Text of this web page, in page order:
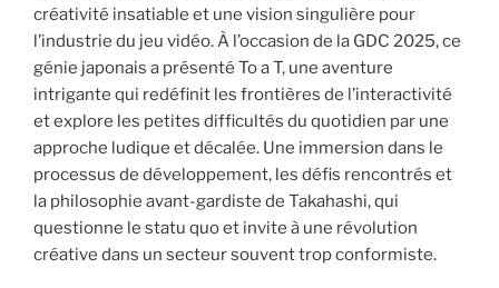
créativité insatiable et une vision singulière pour
l’industrie du jeu vidéo. À l’occasion de la GDC 2025, ce
génie japonais a présenté To a T, une aventure
intrigante qui redéfinit les frontières de l’interactivité
et explore les petites difficultés du quotidien par une
approche ludique et décalée. Une immersion dans le
processus de développement, les défis rencontrés et
la philosophie avant-gardiste de Takahashi, qui
questionne le statu quo et invite à une révolution
créative dans un secteur souvent trop conformiste.